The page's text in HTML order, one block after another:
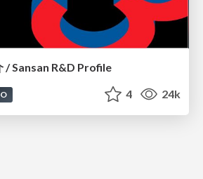
/ Sansan R&D Profile
4 24k